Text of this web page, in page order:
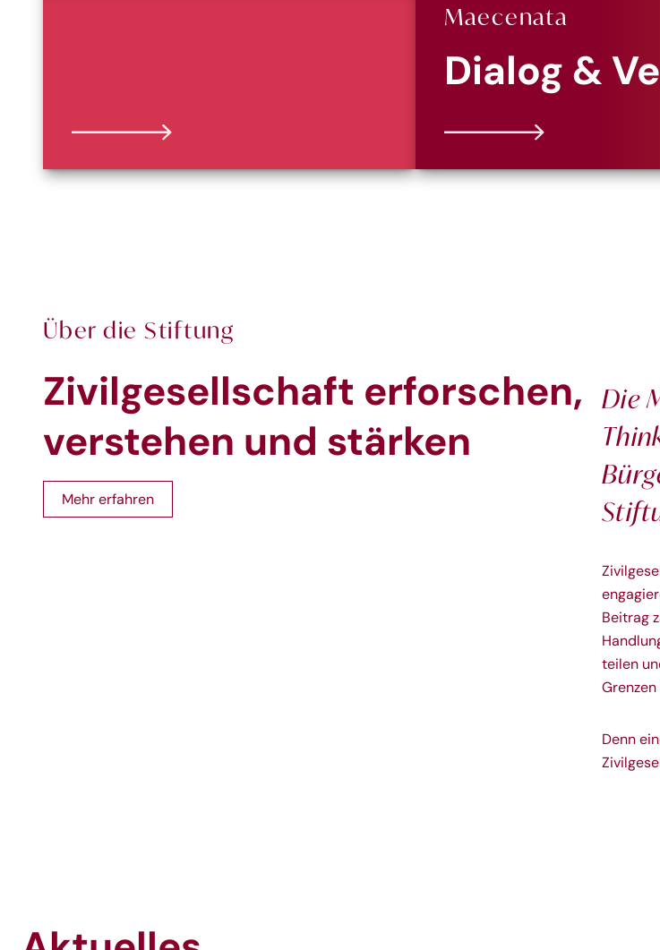
Maecenata
Dialog &
Über die Stiftung
Zivilgesellschaft erforschen,
verstehen und stärken
Mehr erfahren
Die
Beitrag
teilen
Denn